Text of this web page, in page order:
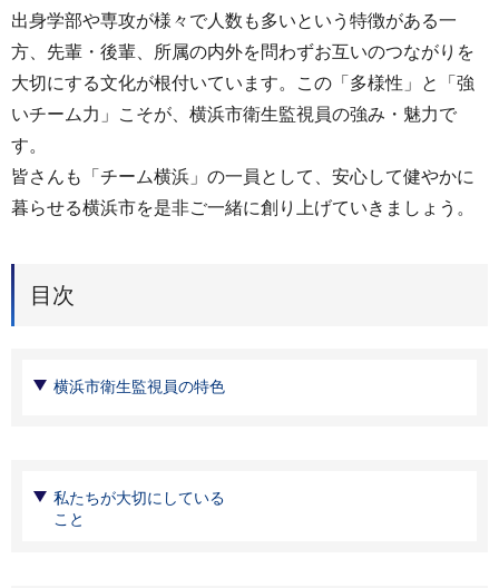
出身学部や専攻が様々で人数も多いという特徴がある一
方、先輩・後輩、所属の内外を問わずお互いのつながりを
大切にする文化が根付いています。この「多様性」と「強
いチーム力」こそが、横浜市衛生監視員の強み・魅力で
す。
皆さんも「チーム横浜」の一員として、安心して健やかに
暮らせる横浜市を是非ご一緒に創り上げていきましょう。
目次
横浜市衛生監視員の特色
私たちが大切にしている
こと